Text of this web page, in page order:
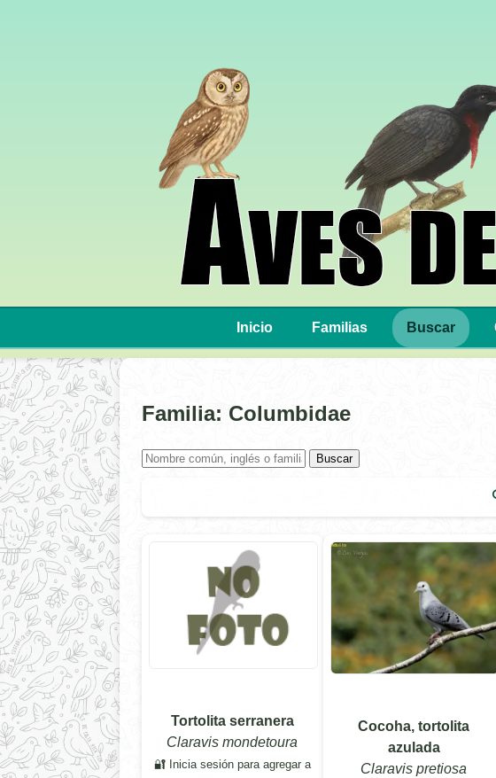
Inicio Familias Buscar
Familia: Columbidae
Buscar
Tortolita serranera
Claravis mondetoura
🔐 Inicia sesión para agregar a
Cocoha, tortolita
azulada
Claravis pretiosa